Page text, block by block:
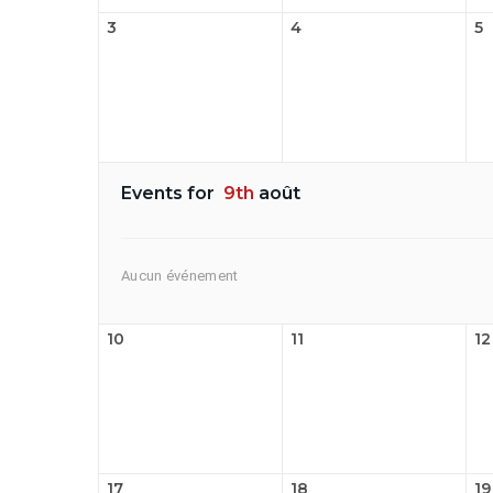
3 4 5
Events for 9th août
Aucun événement
10 11 12
17 18 19